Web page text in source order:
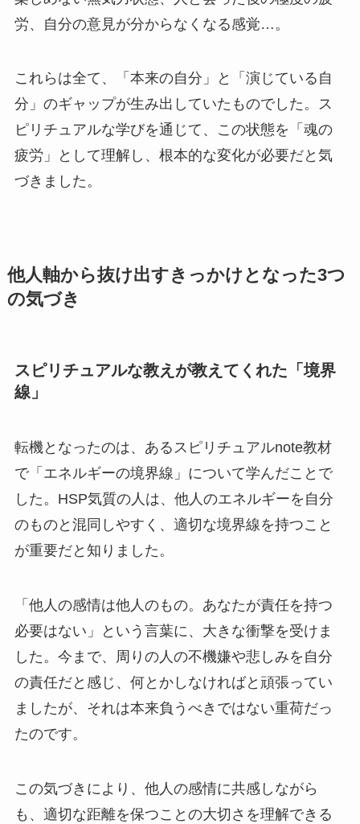
労、自分の意見が分からなくなる感覚…。
これらは全て、「本来の自分」と「演じている自
分」のギャップが生み出していたものでした。ス
ピリチュアルな学びを通じて、この状態を「魂の
疲労」として理解し、根本的な変化が必要だと気
づきました。
他人軸から抜け出すきっかけとなった3つ
の気づき
スピリチュアルな教えが教えてくれた「境界
線」
転機となったのは、あるスピリチュアルnote教材
で「エネルギーの境界線」について学んだことで
した。HSP気質の人は、他人のエネルギーを自分
のものと混同しやすく、適切な境界線を持つこと
が重要だと知りました。
「他人の感情は他人のもの。あなたが責任を持つ
必要はない」という言葉に、大きな衝撃を受けま
した。今まで、周りの人の不機嫌や悲しみを自分
の責任だと感じ、何とかしなければと頑張ってい
ましたが、それは本来負うべきではない重荷だっ
たのです。
この気づきにより、他人の感情に共感しながら
も、適切な距離を保つことの大切さを理解できる